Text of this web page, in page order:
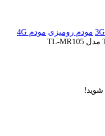
مودم رومیزی
مودم 4G
شوید!